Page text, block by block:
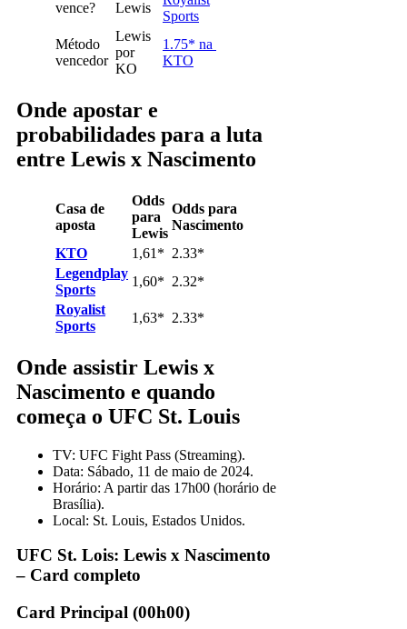
vence?
Lewis
Sports
Método
vencedor
Lewis
por
KO
1.75* na
KTO
Onde apostar e
probabilidades para a luta
entre Lewis x Nascimento
Casa de
aposta
Odds
para
Lewis
Odds para
Nascimento
KTO
1,61* 2.33*
Legendplay
Sports
1,60* 2.32*
Royalist
Sports
1,63* 2.33*
Onde assistir Lewis x
Nascimento e quando
começa o UFC St. Louis
TV: UFC Fight Pass (Streaming).
Data: Sábado, 11 de maio de 2024.
Horário: A partir das 17h00 (horário de
Brasília).
Local: St. Louis, Estados Unidos.
UFC St. Lois: Lewis x Nascimento
– Card completo
Card Principal (00h00)